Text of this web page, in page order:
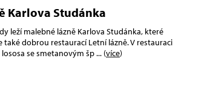
Karlova Studánka
leží malebné lázně Karlova Studánka, které
dobrou restaurací Letní lázně. V restauraci
se smetanovým šp... (více)